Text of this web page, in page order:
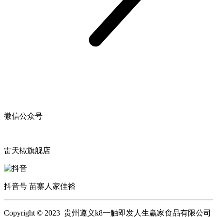
微信公众号
雷天椒旗舰店
抖音号 苗寨人家佳裕
Copyright © 2023 贵州遵义k8一触即发人生赢家食品有限公司